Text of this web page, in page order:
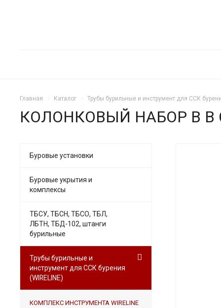
Главная Каталог Трубы бурильные и инструмент для ССК
КОЛОНКОВЫЙ НАБОР B В
Буровые установки
Буровые укрытия и
комплексы
ТБСУ, ТБСН, ТБСО, ТБЛ,
ЛБТН, ТБД-102, штанги
бурильные
Трубы бурильные и
инструмент для ССК бурения
(WIRELINE)
КОМПЛЕКС ИНСТРУМЕНТА WIRELINE